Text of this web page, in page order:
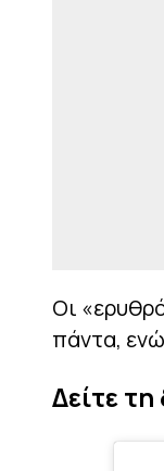
Οι
πάντα,
Δείτε